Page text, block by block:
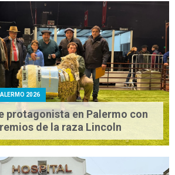
2026
protagonista en Palermo con
de la raza Lincoln